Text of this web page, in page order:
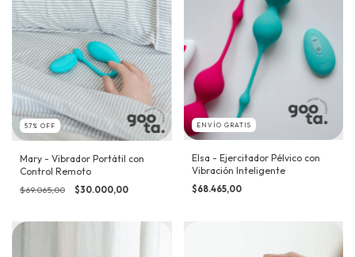
57 % OFF
Mary - Vibrador Portátil con
Control Remoto
$69.065,00 $30.000,00
ENVÍO GRATIS
Elsa - Ejercitador Pélvico con
Vibración Inteligente
$68.465,00